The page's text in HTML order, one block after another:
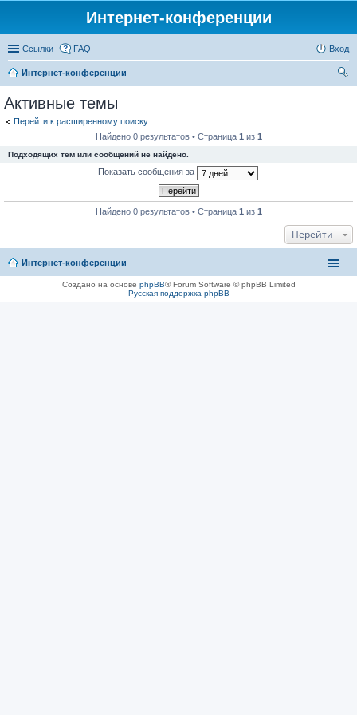
Интернет-конференции
Ссылки FAQ Вход
Интернет-конференции
Активные темы
Перейти к расширенному поиску
Найдено 0 результатов • Страница 1 из 1
Подходящих тем или сообщений не найдено.
Показать сообщения за
Найдено 0 результатов • Страница 1 из 1
Перейти
Интернет-конференции
Создано на основе phpBB® Forum Software © phpBB Limited
Русская поддержка phpBB